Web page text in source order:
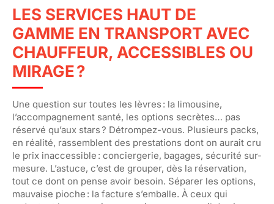
LES SERVICES HAUT DE
GAMME EN TRANSPORT AVEC
CHAUFFEUR, ACCESSIBLES OU
MIRAGE ?
Une question sur toutes les lèvres : la limousine,
l’accompagnement santé, les options secrètes… pas
réservé qu’aux stars ? Détrompez-vous. Plusieurs packs,
en réalité, rassemblent des prestations dont on aurait cru
le prix inaccessible : conciergerie, bagages, sécurité sur-
mesure. L’astuce, c’est de grouper, dès la réservation,
tout ce dont on pense avoir besoin. Séparer les options,
mauvaise pioche : la facture s’emballe. À ceux qui